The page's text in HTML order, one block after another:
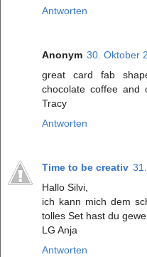
Antworten
Anonym 30. Oktober
great card fab
chocolate coffee and
Tracy
Antworten
Time to be creativ
Hallo Silvi,
ich kann mich dem
tolles Set hast du
LG Anja
Antworten